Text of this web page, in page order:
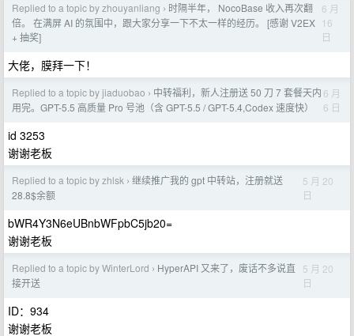
Replied to a topic by zhouyanliang › 时隔半年， NocoBase 收入再次翻
倍。 在满屏 AI 的氛围中，跟大家分享一下不太一样的经历。 [感谢 V2EX
+ 抽奖]
6 月
16
日
大佬，膜拜一下！
Replied to a topic by jiaduobao › 中转福利，新人注册送 50 刀 7 套餐天内
用完。GPT-5.5 高质量 Pro 号池（含 GPT-5.5 / GPT-5.4,Codex 速度快）
6 月
6 日
id 3253
谢谢老板
Replied to a topic by zhlsk › 继续推广我的 gpt 中转站，注册就送
28.8$余额
5 月 20
日
bWR4Y3N6eUBnbWFpbC5jb20=
谢谢老板
Replied to a topic by WinterLord › HyperAPI 又来了，废话不多说直
接开送
5 月 20
日
ID：934
谢谢老板